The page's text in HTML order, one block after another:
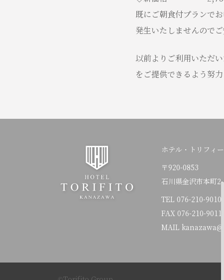
既にご朝食付プランで
発生いたしませんのでご
以前よりご利用いただ
をご提供できるよう努
ホテル・トリフィ
〒920-0853
石川県金沢市本町
TEL 076-210-9010
FAX 076-210-9011
MAIL